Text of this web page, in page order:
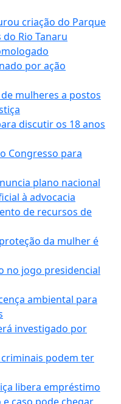
criação do Parque
Rio Tanaru
por ação
mulheres a postos
discutir os 18 anos
Congresso para
plano nacional
à advocacia
de recursos de
da mulher é
no jogo presidencial
ambiental para
investigado por
podem ter
libera empréstimo